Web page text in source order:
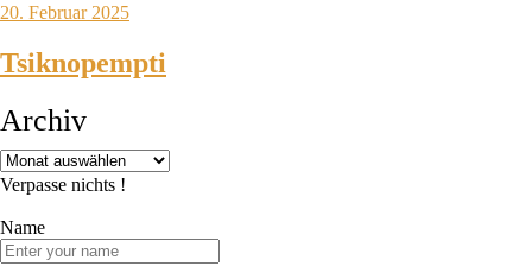
20. Februar 2025
Tsiknopempti
Archiv
Verpasse nichts !
Name